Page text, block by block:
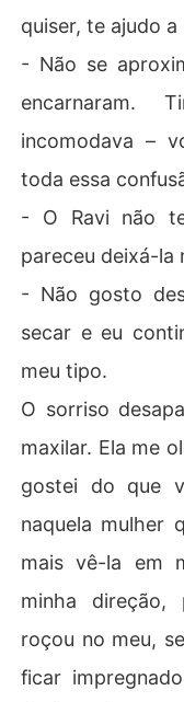
quiser, te ajudo a
- Não se
encarnaram.
incomodava –
toda essa
- O Ravi não
pareceu deixá-la
- Não gosto
secar e eu
meu tipo.
O sorriso
maxilar. Ela me
gostei do que
naquela mulher
mais vê-la em
minha
roçou no meu,
ficar